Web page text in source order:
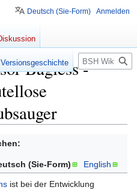
Bagless -
(Sie-Form) English
ist bei der Entwicklung
Deutsch (Sie-Form) Anmelden
Versionsgeschichte Suche